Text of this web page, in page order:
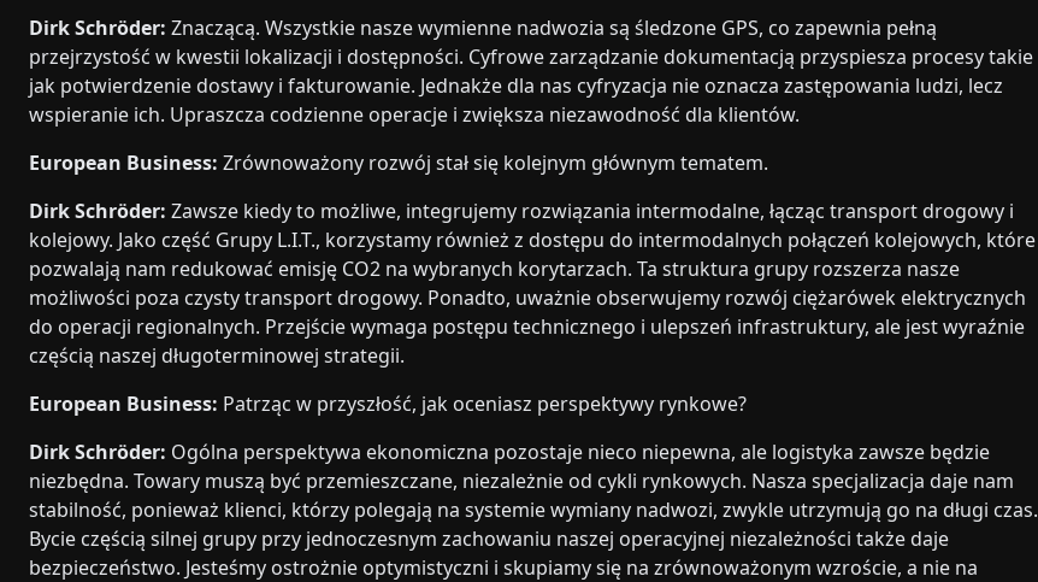
Dirk Schröder: Znaczącą. Wszystkie nasze wymienne nadwozia są śledzone GPS, co zapewnia pełną
przejrzystość w kwestii lokalizacji i dostępności. Cyfrowe zarządzanie dokumentacją przyspiesza procesy takie
jak potwierdzenie dostawy i fakturowanie. Jednakże dla nas cyfryzacja nie oznacza zastępowania ludzi, lecz
wspieranie ich. Upraszcza codzienne operacje i zwiększa niezawodność dla klientów.
European Business: Zrównoważony rozwój stał się kolejnym głównym tematem.
Dirk Schröder: Zawsze kiedy to możliwe, integrujemy rozwiązania intermodalne, łącząc transport drogowy i
kolejowy. Jako część Grupy L.I.T., korzystamy również z dostępu do intermodalnych połączeń kolejowych, które
pozwalają nam redukować emisję CO2 na wybranych korytarzach. Ta struktura grupy rozszerza nasze
możliwości poza czysty transport drogowy. Ponadto, uważnie obserwujemy rozwój ciężarówek elektrycznych
do operacji regionalnych. Przejście wymaga postępu technicznego i ulepszeń infrastruktury, ale jest wyraźnie
częścią naszej długoterminowej strategii.
European Business: Patrząc w przyszłość, jak oceniasz perspektywy rynkowe?
Dirk Schröder: Ogólna perspektywa ekonomiczna pozostaje nieco niepewna, ale logistyka zawsze będzie
niezbędna. Towary muszą być przemieszczane, niezależnie od cykli rynkowych. Nasza specjalizacja daje nam
stabilność, ponieważ klienci, którzy polegają na systemie wymiany nadwozi, zwykle utrzymują go na długi czas.
Bycie częścią silnej grupy przy jednoczesnym zachowaniu naszej operacyjnej niezależności także daje
bezpieczeństwo. Jesteśmy ostrożnie optymistyczni i skupiamy się na zrównoważonym wzroście, a nie na